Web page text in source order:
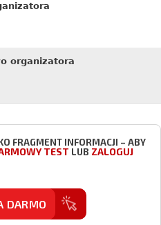
organizatora
FRAGMENT INFORMACJI – ABY
TEST LUB ZALOGUJ
DARMO